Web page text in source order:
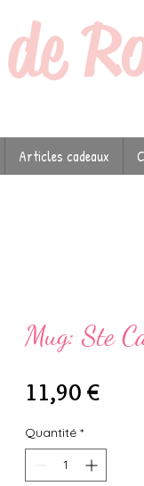
Articles cadeaux
Mug: Ste
11,90 €Prix
Quantité *